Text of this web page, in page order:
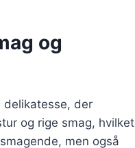
og
delikatesse, der
og rige smag, hvilket
men også